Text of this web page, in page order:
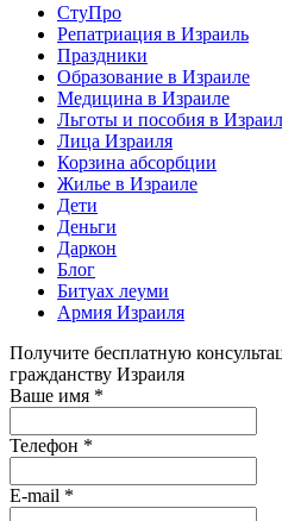
СтуПро
Репатриация в Израиль
Праздники
Образование в Израиле
Медицина в Израиле
Льготы и пособия в
Лица Израиля
Корзина абсорбции
Жилье в Израиле
Дети
Деньги
Даркон
Блог
Битуах леуми
Армия Израиля
Получите бесплатную
гражданству Израиля
Ваше имя *
Телефон *
E-mail *